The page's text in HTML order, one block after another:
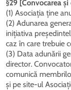
§29 [Convocarea
(1) Asociația ține
(2) Adunarea
inițiativa
caz în care trebuie
(3) Data adunării
director.
comunică
și pe site-ul